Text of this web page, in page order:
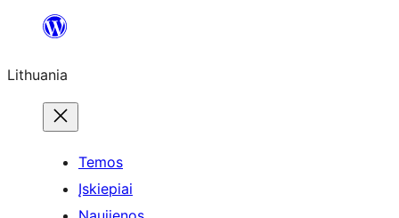
turinio
Lithuania
Temos
Įskiepiai